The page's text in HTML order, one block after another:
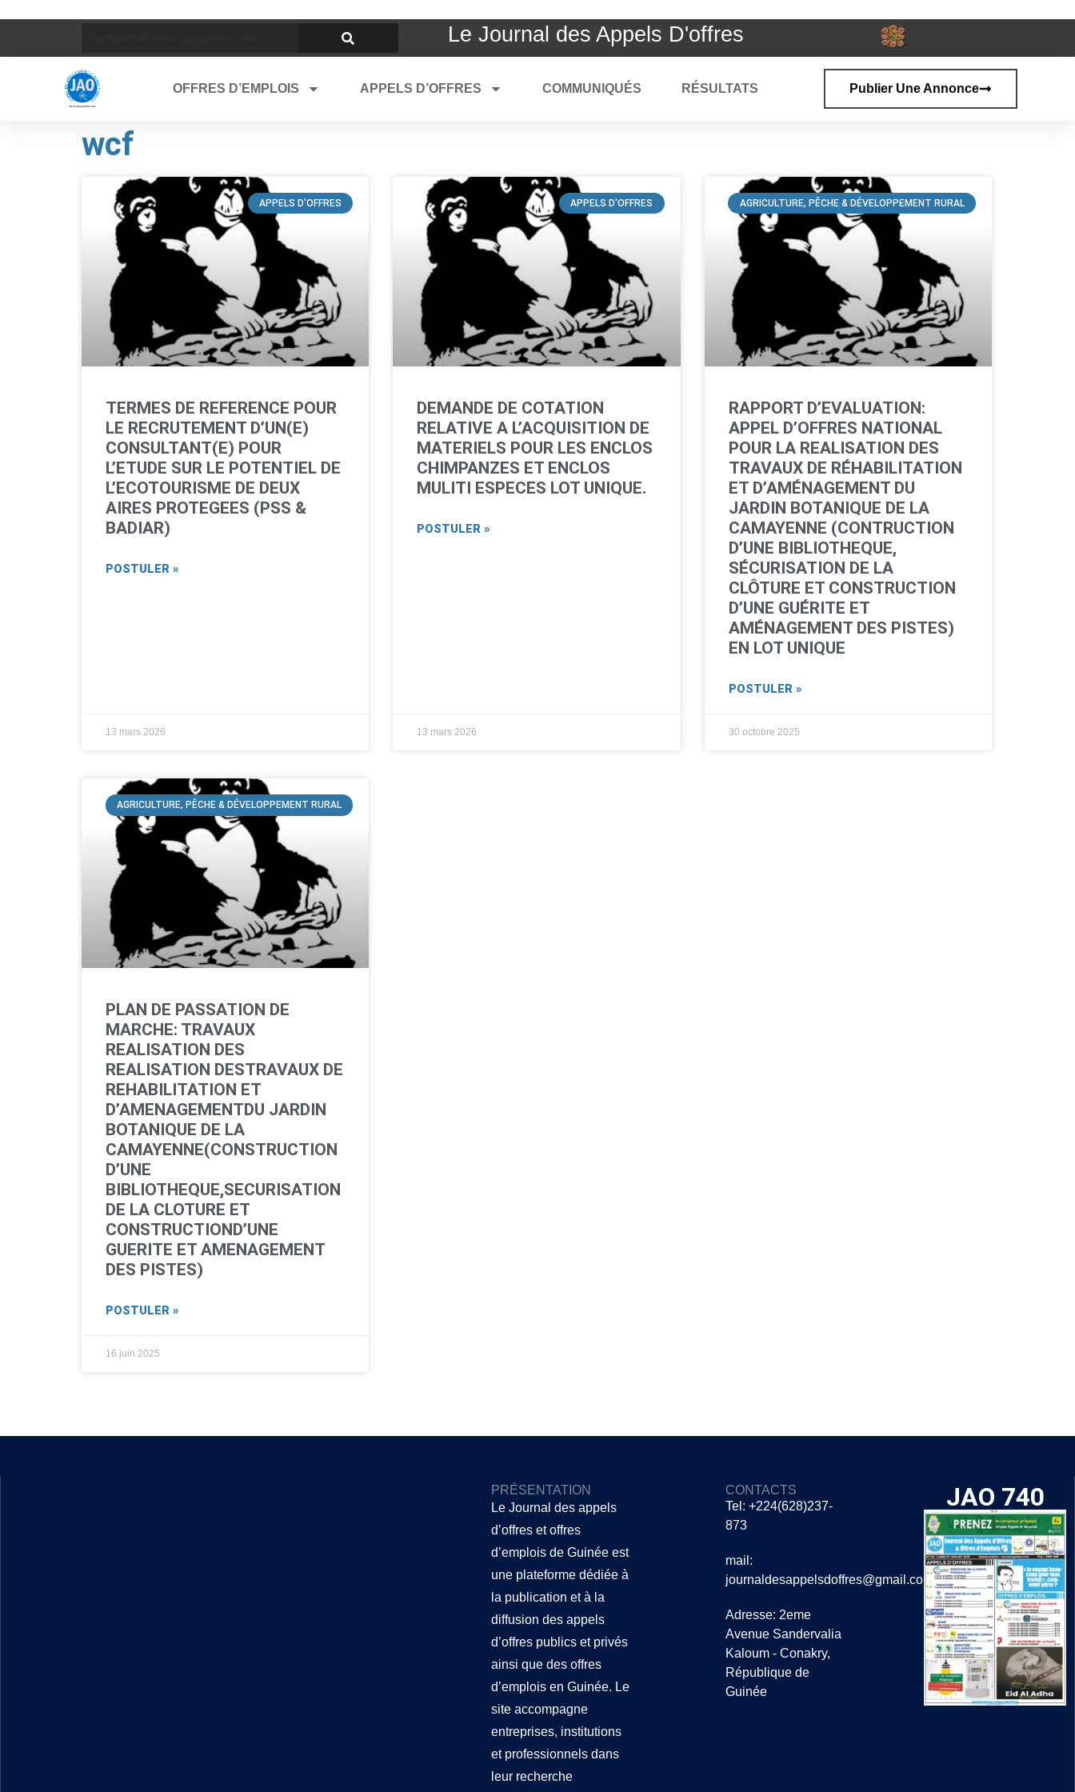
Le Journal des Appels D'offres
OFFRES D’EMPLOIS APPELS D’OFFRES COMMUNIQUÉS RÉSULTATS Publier Une Annonce
wcf
APPELS D'OFFRES
TERMES DE REFERENCE POUR
LE RECRUTEMENT D’UN(E)
CONSULTANT(E) POUR
L’ETUDE SUR LE POTENTIEL DE
L’ECOTOURISME DE DEUX
AIRES PROTEGEES (PSS &
BADIAR)
POSTULER »
13 mars 2026
APPELS D'OFFRES
DEMANDE DE COTATION
RELATIVE A L’ACQUISITION DE
MATERIELS POUR LES ENCLOS
CHIMPANZES ET ENCLOS
MULITI ESPECES LOT UNIQUE.
POSTULER »
13 mars 2026
AGRICULTURE, PÊCHE & DÉVELOPPEMENT RURAL
RAPPORT D’EVALUATION:
APPEL D’OFFRES NATIONAL
POUR LA REALISATION DES
TRAVAUX DE RÉHABILITATION
ET D’AMÉNAGEMENT DU
JARDIN BOTANIQUE DE LA
CAMAYENNE (CONTRUCTION
D’UNE BIBLIOTHEQUE,
SÉCURISATION DE LA
CLÔTURE ET CONSTRUCTION
D’UNE GUÉRITE ET
AMÉNAGEMENT DES PISTES)
EN LOT UNIQUE
POSTULER »
30 octobre 2025
AGRICULTURE, PÊCHE & DÉVELOPPEMENT RURAL
PLAN DE PASSATION DE
MARCHE: TRAVAUX
REALISATION DES
REALISATION DESTRAVAUX DE
REHABILITATION ET
D’AMENAGEMENTDU JARDIN
BOTANIQUE DE LA
CAMAYENNE(CONSTRUCTION
D’UNE
BIBLIOTHEQUE,SECURISATION
DE LA CLOTURE ET
CONSTRUCTIOND’UNE
GUERITE ET AMENAGEMENT
DES PISTES)
POSTULER »
16 juin 2025
PRÉSENTATION
Le Journal des appels
d’offres et offres
d’emplois de Guinéeest
une plateforme dédiée à
la publication et à la
diffusion des appels
d’offres publics et privés
ainsi que des offres
d’emplois en Guinée. Le
site accompagne
entreprises, institutions
et professionnels dans
leur recherche
CONTACTS
Tel: +224(628)237-
873
mail:
journaldesappelsdoffres@gmail.com
Adresse: 2eme
Avenue Sandervalia
Kaloum - Conakry,
République de
Guinée
JAO 740